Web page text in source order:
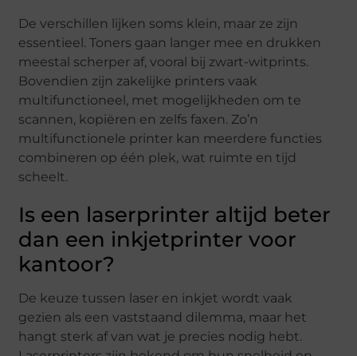
De verschillen lijken soms klein, maar ze zijn
essentieel. Toners gaan langer mee en drukken
meestal scherper af, vooral bij zwart-witprints.
Bovendien zijn zakelijke printers vaak
multifunctioneel, met mogelijkheden om te
scannen, kopiëren en zelfs faxen. Zo’n
multifunctionele printer kan meerdere functies
combineren op één plek, wat ruimte en tijd
scheelt.
Is een laserprinter altijd beter
dan een inkjetprinter voor
kantoor?
De keuze tussen laser en inkjet wordt vaak
gezien als een vaststaand dilemma, maar het
hangt sterk af van wat je precies nodig hebt.